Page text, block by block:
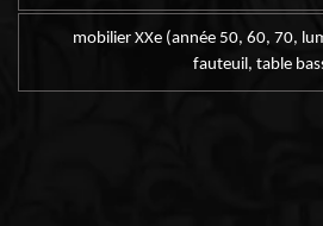
mobilier XXe (année 50, 60, 70,
fauteuil, table